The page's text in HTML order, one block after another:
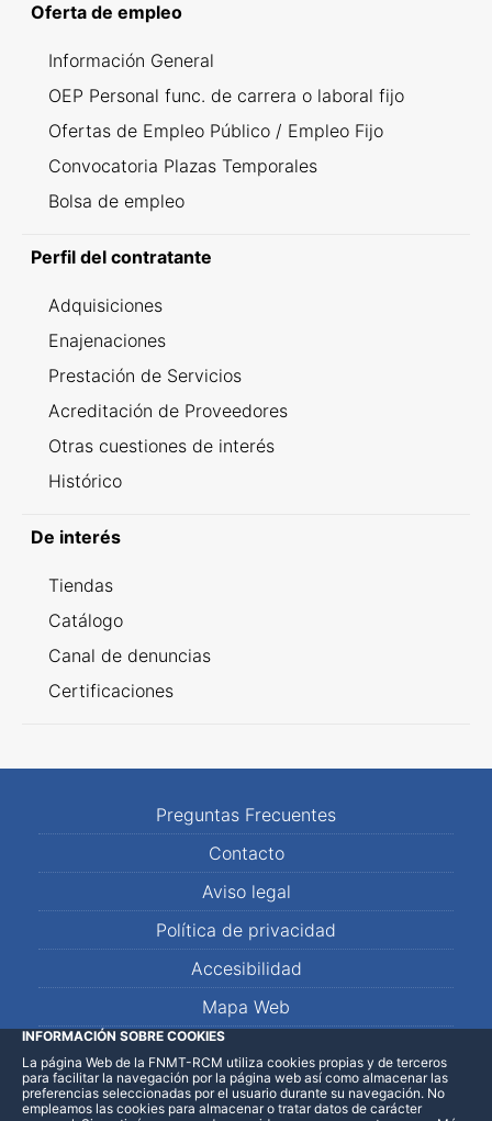
Oferta de empleo
Información General
OEP Personal func. de carrera o laboral fijo
Ofertas de Empleo Público / Empleo Fijo
Convocatoria Plazas Temporales
Bolsa de empleo
Perfil del contratante
Adquisiciones
Enajenaciones
Prestación de Servicios
Acreditación de Proveedores
Otras cuestiones de interés
Histórico
De interés
Tiendas
Catálogo
Canal de denuncias
Certificaciones
Preguntas Frecuentes
Contacto
Aviso legal
Política de privacidad
Accesibilidad
Mapa Web
LinkedInFacebookWhatsApp
INFORMACIÓN SOBRE COOKIES
La página Web de la FNMT-RCM utiliza cookies propias y de terceros
para facilitar la navegación por la página web así como almacenar las
preferencias seleccionadas por el usuario durante su navegación. No
empleamos las cookies para almacenar o tratar datos de carácter